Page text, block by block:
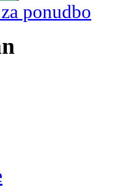
ponudbo